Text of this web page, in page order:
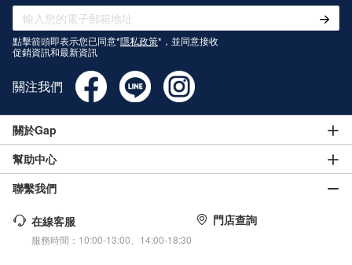
點擊箭頭即表示您已同意*隱私政策*，並同意接收
促銷資訊和最新資訊
關注我們
關於Gap
幫助中心
聯繫我們
在線客服
服務時間：10:00-13:00、14:00-18:30
門店查詢